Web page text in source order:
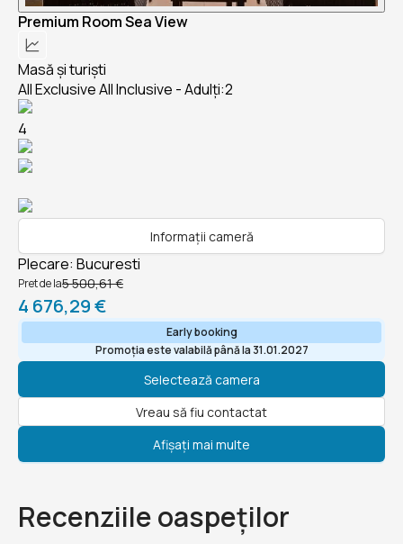
Premium Room Sea View
Masă și turiști
All Exclusive All Inclusive - Adulți:2
4
Informații cameră
Plecare: Bucuresti
Pret de la5 500,61 €
4 676,29 €
Early booking
Promoția este valabilă până la 31.01.2027
Selectează camera
Vreau să fiu contactat
Afișați mai multe
Recenziile oaspeților